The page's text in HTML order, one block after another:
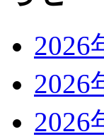
2026
2026
2026